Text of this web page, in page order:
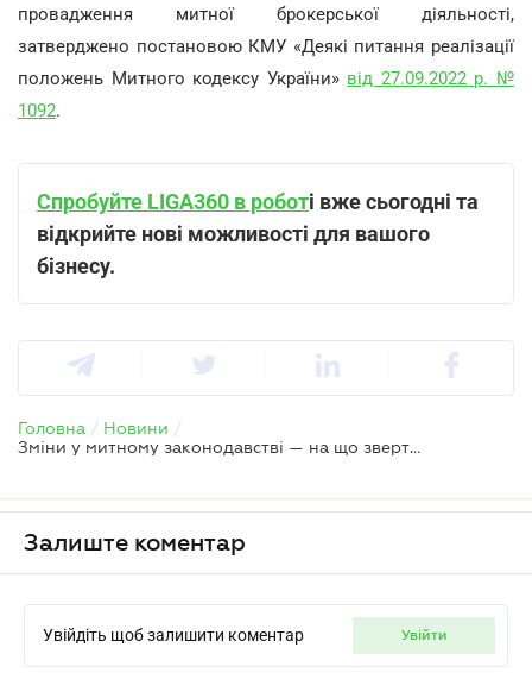
провадження митної брокерської діяльності,
затверджено постановою КМУ «Деякі питання реалізації
положень Митного кодексу України» від 27.09.2022 р. №
1092.
Спробуйте LIGA360 в роботі вже сьогодні та
відкрийте нові можливості для вашого
бізнесу.
Головна / Новини /
Зміни у митному законодавстві — на що звертає увагу Держмитслужба
Залиште коментар
Увійдіть щоб залишити коментар увійти